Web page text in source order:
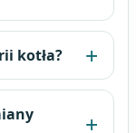
kotła?